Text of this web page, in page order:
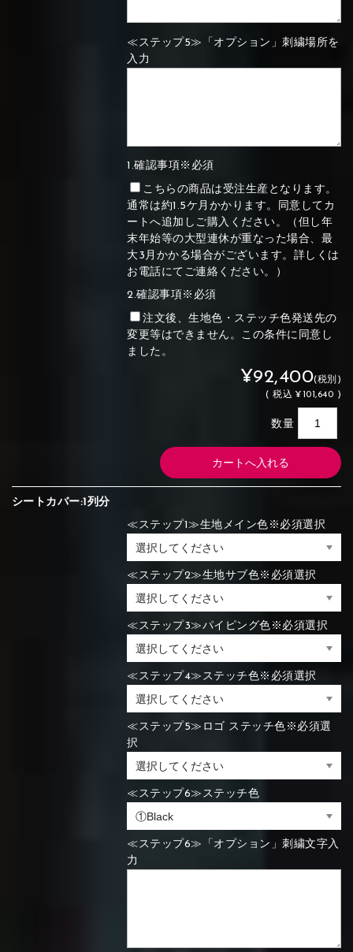
≪ステップ5≫「オプション」刺繍場所を
入力
1.確認事項※必須
こちらの商品は受注生産となります。
通常は約1.5ケ月かかります。同意してカ
ートへ追加しご購入ください。（但し年
末年始等の大型連休が重なった場合、最
大3月かかる場合がございます。詳しくは
お電話にてご連絡ください。）
2.確認事項※必須
注文後、生地色・ステッチ色発送先の
変更等はできません。この条件に同意し
ました。
¥92,400(税別)
(税込 ¥101,640 )
数量
シートカバー:1列分
≪ステップ1≫生地メイン色※必須選択
≪ステップ2≫生地サブ色※必須選択
≪ステップ3≫パイピング色※必須選択
≪ステップ4≫ステッチ色※必須選択
≪ステップ5≫ロゴ ステッチ色※必須選
択
≪ステップ6≫ステッチ色
≪ステップ6≫「オプション」刺繍文字入
力